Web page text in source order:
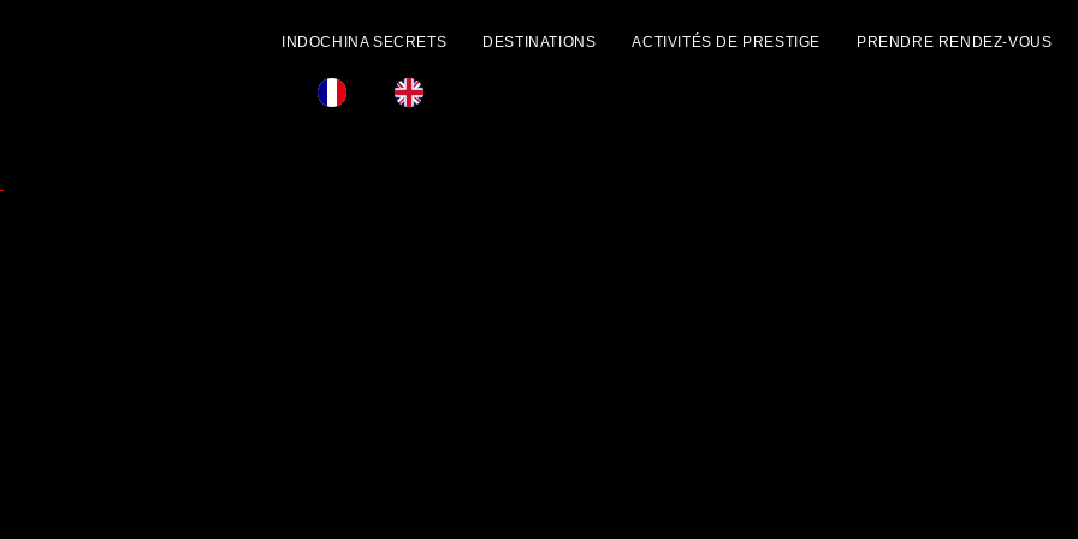
INDOCHINA SECRETS DESTINATIONS ACTIVITÉS DE PRESTIGE PRENDRE RENDEZ-VOUS